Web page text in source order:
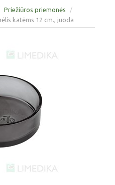
Priežiūros priemonės
/
katėms 12 cm., juoda